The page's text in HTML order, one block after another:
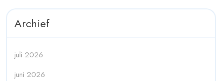
Archief
juli 2026
juni 2026